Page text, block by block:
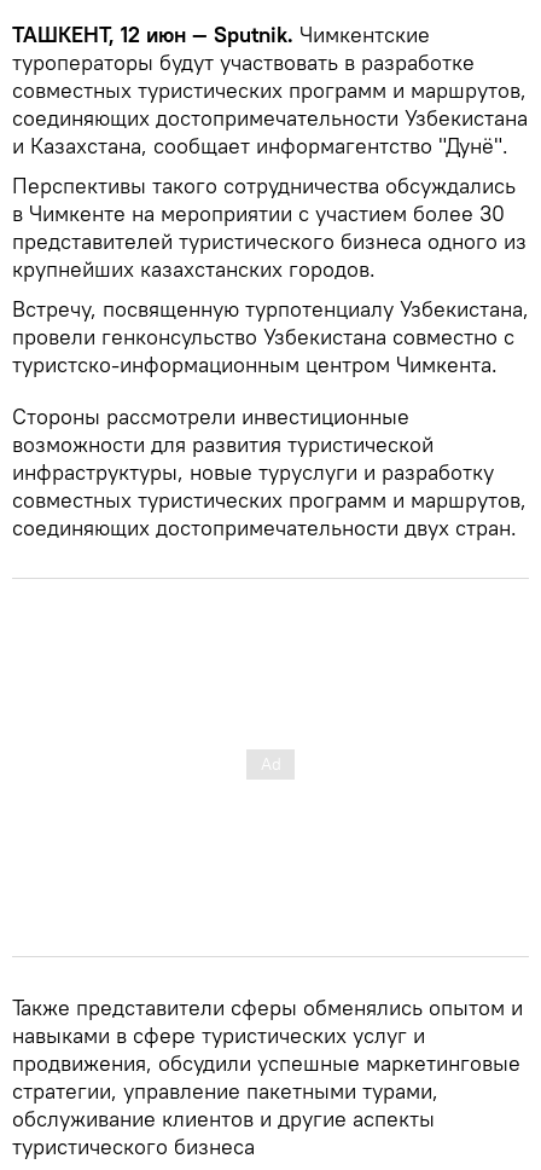
ТАШКЕНТ, 12 июн — Sputnik. Чимкентские
туроператоры будут участвовать в разработке
совместных туристических программ и маршрутов,
соединяющих достопримечательности Узбекистана
и Казахстана, сообщает информагентство "Дунё".
Перспективы такого сотрудничества обсуждались
в Чимкенте на мероприятии с участием более 30
представителей туристического бизнеса одного из
крупнейших казахстанских городов.
Встречу, посвященную турпотенциалу Узбекистана,
провели генконсульство Узбекистана совместно с
туристско-информационным центром Чимкента.
Стороны рассмотрели инвестиционные
возможности для развития туристической
инфраструктуры, новые туруслуги и разработку
совместных туристических программ и маршрутов,
соединяющих достопримечательности двух стран.
Также представители сферы обменялись опытом и
навыками в сфере туристических услуг и
продвижения, обсудили успешные маркетинговые
стратегии, управление пакетными турами,
обслуживание клиентов и другие аспекты
туристического бизнеса